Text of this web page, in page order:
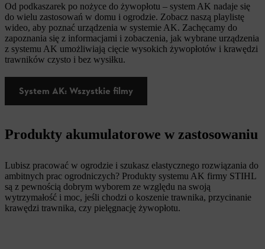
Od podkaszarek po nożyce do żywopłotu – system AK nadaje się
do wielu zastosowań w domu i ogrodzie. Zobacz naszą playlistę
wideo, aby poznać urządzenia w systemie AK. Zachęcamy do
zapoznania się z informacjami i zobaczenia, jak wybrane urządzenia
z systemu AK umożliwiają cięcie wysokich żywopłotów i krawędzi
trawników czysto i bez wysiłku.
System AK: Wszystkie filmy
Produkty akumulatorowe w zastosowaniu
Lubisz pracować w ogrodzie i szukasz elastycznego rozwiązania do
ambitnych prac ogrodniczych? Produkty systemu AK firmy STIHL
są z pewnością dobrym wyborem ze względu na swoją
wytrzymałość i moc, jeśli chodzi o koszenie trawnika, przycinanie
krawędzi trawnika, czy pielęgnację żywopłotu.